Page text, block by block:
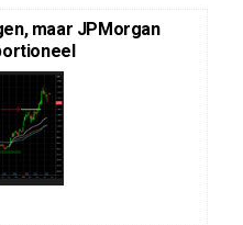
maar JPMorgan